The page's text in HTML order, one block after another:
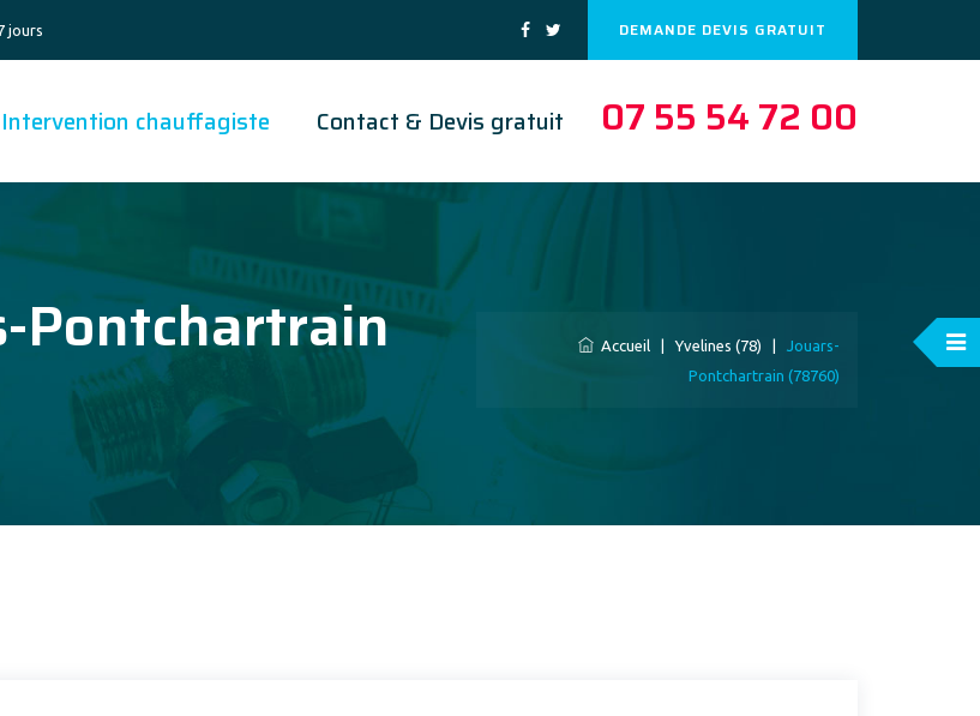
jours DEMANDE DEVIS GRATUIT
Intervention chauffagiste Contact & Devis gratuit 07 55 54 72 00
Pontchartrain Accueil Yvelines (78)
Jouars-
Pontchartrain (78760)